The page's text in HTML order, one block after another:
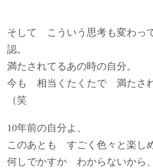
そして こういう思考も変わっ
認。
満たされてるあの時の自分。
今も 相当くたくたで 満たさ
（笑
10年前の自分よ、
このあとも すごく色々と楽し
何しでかすか わからないから、